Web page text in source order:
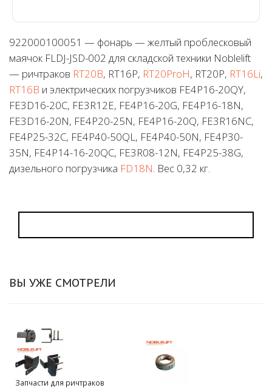
922000100051 — фонарь — желтый проблесковый
маячок FLDJ-JSD-002 для складской техники Noblelift
— ричтраков RT20B, RT16P, RT20ProH, RT20P, RT16Li,
RT16B и электрических погрузчиков FE4P16-20QY,
FE3D16-20C, FE3R12E, FE4P16-20G, FE4P16-18N,
FE3D16-20N, FE4P20-25N, FE4P16-20Q, FE3R16NC,
FE4P25-32C, FE4P40-50QL, FE4P40-50N, FE4P30-
35N, FE4P14-16-20QC, FE3R08-12N, FE4P25-38G,
дизельного погрузчика FD18N. Вес 0,32 кг.
ВЫ УЖЕ СМОТРЕЛИ
Запчасти для ричтраков